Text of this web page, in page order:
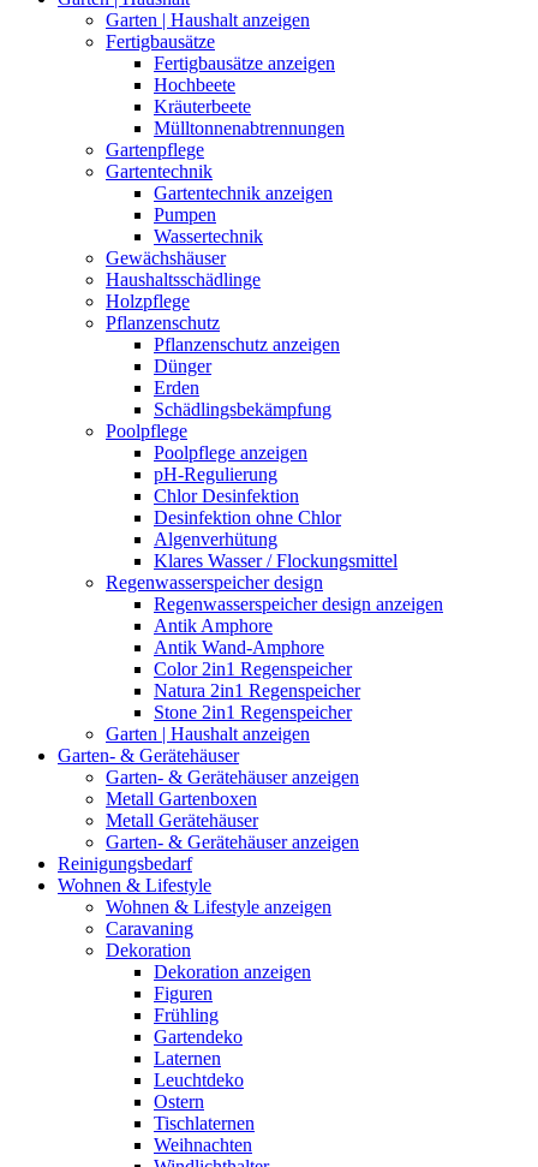
Garten | Haushalt anzeigen
Fertigbausätze
Fertigbausätze anzeigen
Hochbeete
Kräuterbeete
Mülltonnenabtrennungen
Gartenpflege
Gartentechnik
Gartentechnik anzeigen
Pumpen
Wassertechnik
Gewächshäuser
Haushaltsschädlinge
Holzpflege
Pflanzenschutz
Pflanzenschutz anzeigen
Dünger
Erden
Schädlingsbekämpfung
Poolpflege
Poolpflege anzeigen
pH-Regulierung
Chlor Desinfektion
Desinfektion ohne Chlor
Algenverhütung
Klares Wasser / Flockungsmittel
Regenwasserspeicher design
Regenwasserspeicher design anzeigen
Antik Amphore
Antik Wand-Amphore
Color 2in1 Regenspeicher
Natura 2in1 Regenspeicher
Stone 2in1 Regenspeicher
Garten | Haushalt anzeigen
Garten- & Gerätehäuser
Garten- & Gerätehäuser anzeigen
Metall Gartenboxen
Metall Gerätehäuser
Garten- & Gerätehäuser anzeigen
Reinigungsbedarf
Wohnen & Lifestyle
Wohnen & Lifestyle anzeigen
Caravaning
Dekoration
Dekoration anzeigen
Figuren
Frühling
Gartendeko
Laternen
Leuchtdeko
Ostern
Tischlaternen
Weihnachten